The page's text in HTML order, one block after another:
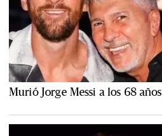
Murió Jorge Messi a los 68 años